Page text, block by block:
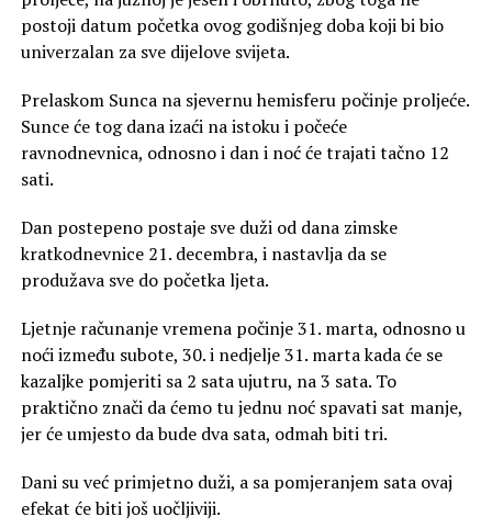
postoji datum početka ovog godišnjeg doba koji bi bio
univerzalan za sve dijelove svijeta.
Prelaskom Sunca na sjevernu hemisferu počinje proljeće.
Sunce će tog dana izaći na istoku i počeće
ravnodnevnica, odnosno i dan i noć će trajati tačno 12
sati.
Dan postepeno postaje sve duži od dana zimske
kratkodnevnice 21. decembra, i nastavlja da se
produžava sve do početka ljeta.
Ljetnje računanje vremena počinje 31. marta, odnosno u
noći između subote, 30. i nedjelje 31. marta kada će se
kazaljke pomjeriti sa 2 sata ujutru, na 3 sata. To
praktično znači da ćemo tu jednu noć spavati sat manje,
jer će umjesto da bude dva sata, odmah biti tri.
Dani su već primjetno duži, a sa pomjeranjem sata ovaj
efekat će biti još uočljiviji.